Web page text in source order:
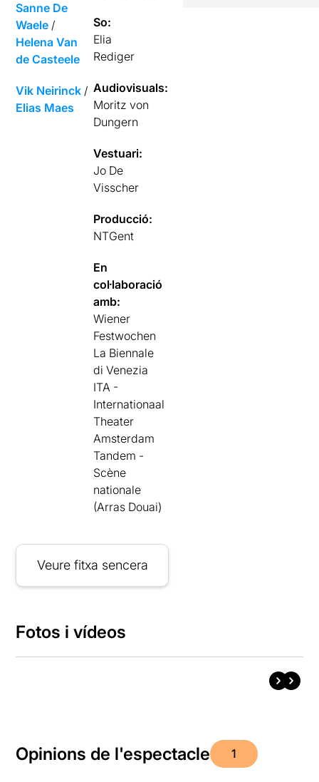
Sanne De
Waele /
Helena Van
de Casteele
Vik Neirinck /
Elias Maes
So:
Elia
Rediger
Audiovisuals:
Moritz von
Dungern
Vestuari:
Jo De
Visscher
Producció:
NTGent
En
col·laboració
amb:
Wiener
Festwochen
La Biennale
di Venezia
ITA -
Internationaal
Theater
Amsterdam
Tandem -
Scène
nationale
(Arras Douai)
Veure fitxa sencera
Fotos i vídeos
Opinions de l'espectacle 1